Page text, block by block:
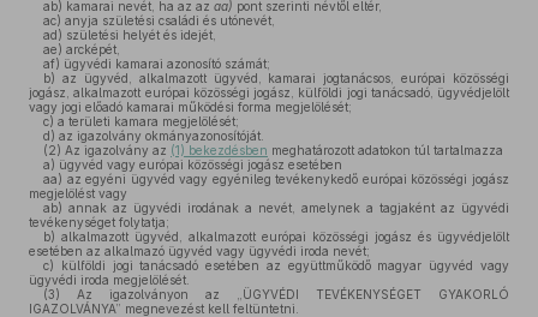
ab) kamarai nevét, ha az az aa) pont szerinti névtől eltér,
ac) anyja születési családi és utónevét,
ad) születési helyét és idejét,
ae) arcképét,
af) ügyvédi kamarai azonosító számát;
b) az ügyvéd, alkalmazott ügyvéd, kamarai jogtanácsos, európai közösségi
jogász, alkalmazott európai közösségi jogász, külföldi jogi tanácsadó, ügyvédjelölt
vagy jogi előadó kamarai működési forma megjelölését;
c) a területi kamara megjelölését;
d) az igazolvány okmányazonosítóját.
(2) Az igazolvány az (1) bekezdésben meghatározott adatokon túl tartalmazza
a) ügyvéd vagy európai közösségi jogász esetében
aa) az egyéni ügyvéd vagy egyénileg tevékenykedő európai közösségi jogász
megjelölést vagy
ab) annak az ügyvédi irodának a nevét, amelynek a tagjaként az ügyvédi
tevékenységet folytatja;
b) alkalmazott ügyvéd, alkalmazott európai közösségi jogász és ügyvédjelölt
esetében az alkalmazó ügyvéd vagy ügyvédi iroda nevét;
c) külföldi jogi tanácsadó esetében az együttműködő magyar ügyvéd vagy
ügyvédi iroda megjelölését.
(3) Az igazolványon az „ÜGYVÉDI TEVÉKENYSÉGET GYAKORLÓ
IGAZOLVÁNYA” megnevezést kell feltüntetni.